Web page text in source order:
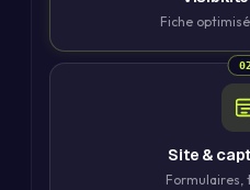
Fiche
02
Site &
Formulaires,